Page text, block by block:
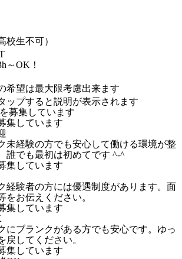
校生不可）
～OK！
希望は最大限考慮出来ます
ップすると説明が表示されます
募集しています
集しています
未経験の方でも安心して働ける環境が整
誰でも最初は初めてです ^-^
集しています
経験者の方には優遇制度があります。面
をお伝えください。
集しています
にブランクがある方でも安心です。ゆっ
戻してください。
集しています